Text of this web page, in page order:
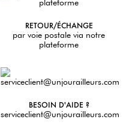
RETOUR/ÉCHANGE
par voie postale via notre
plateforme
BESOIN D'AIDE ?
serviceclient@unjourailleurs.com